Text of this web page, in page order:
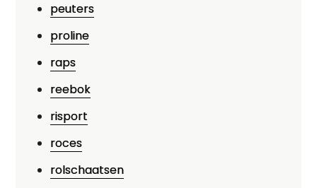
peuters
proline
raps
reebok
risport
roces
rolschaatsen